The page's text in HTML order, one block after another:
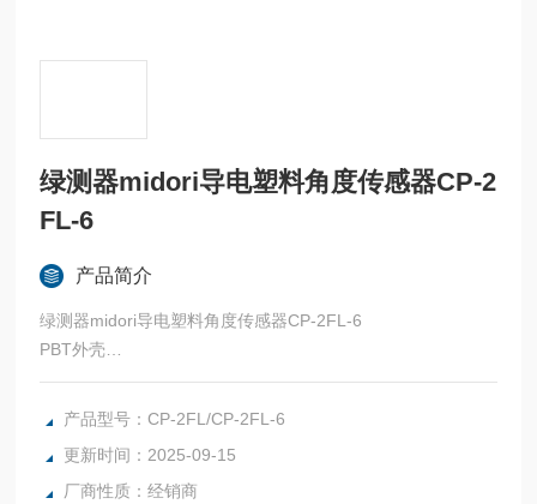
绿测器midori导电塑料角度传感器CP-2
FL-6
产品简介
绿测器midori导电塑料角度传感器CP-2FL-6
PBT外壳
总电气行程340°
独立线性±2％（标准），±1％（特殊）
产品型号：CP-2FL/CP-2FL-6
更新时间：2025-09-15
厂商性质：经销商